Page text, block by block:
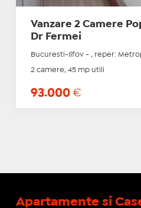
Vanzare 2 Camere
Dr Fermei
Bucuresti-Ilfov - , reper:
2 camere, 45 mp utili
93.000 €
Apartamente si